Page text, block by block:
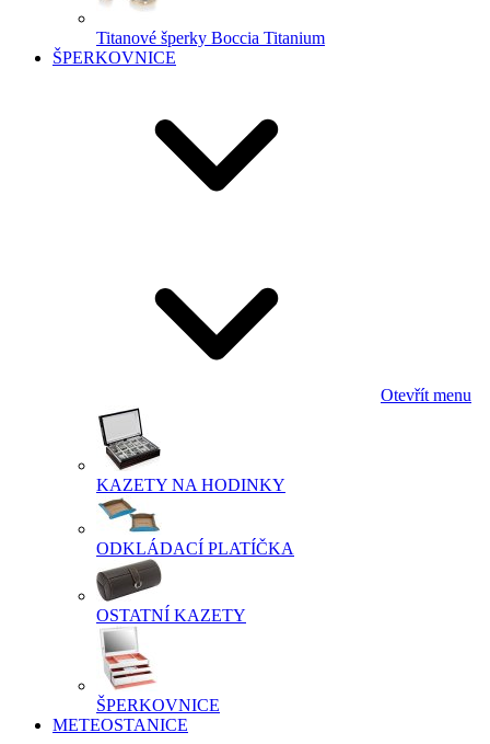
Titanové šperky Boccia Titanium
ŠPERKOVNICE
Otevřít menu
KAZETY NA HODINKY
ODKLÁDACÍ PLATÍČKA
OSTATNÍ KAZETY
ŠPERKOVNICE
METEOSTANICE